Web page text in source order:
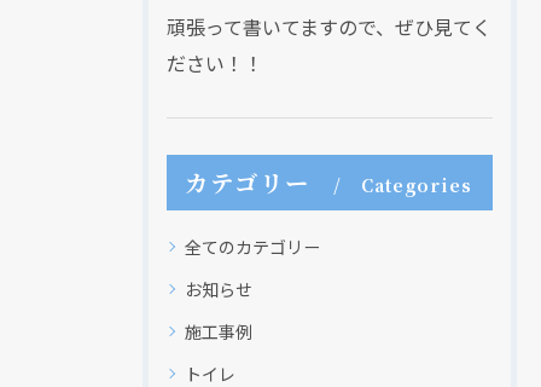
頑張って書いてますので、ぜひ見てく
ださい！！
カテゴリー Categories
全てのカテゴリー
お知らせ
施工事例
トイレ
現在、新聞に入っている折込チラシです。